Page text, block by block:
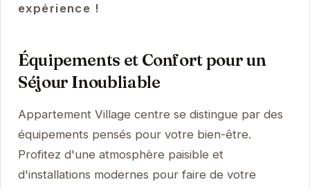
expérience !
Équipements et Confort pour un
Séjour Inoubliable
Appartement Village centre se distingue par des
équipements pensés pour votre bien-être.
Profitez d'une atmosphère paisible et
d'installations modernes pour faire de votre